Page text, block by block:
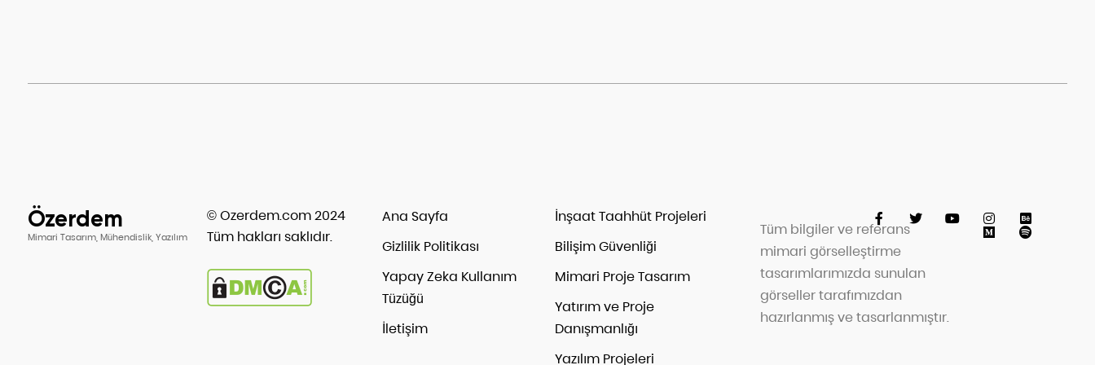
Özerdem
Mimari Tasarım, Mühendislik, Yazılım
© Ozerdem.com 2024
Tüm hakları saklıdır.
Ana Sayfa
Gizlilik Politikası
Yapay Zeka Kullanım
Tüzüğü
İletişim
İnşaat Taahhüt Projeleri
Bilişim Güvenliği
Mimari Proje Tasarım
Yatırım ve Proje
Danışmanlığı
Yazılım Projeleri
Tüm bilgiler ve referans
mimari görselleştirme
tasarımlarımızda sunulan
görseller tarafımızdan
hazırlanmış ve tasarlanmıştır.